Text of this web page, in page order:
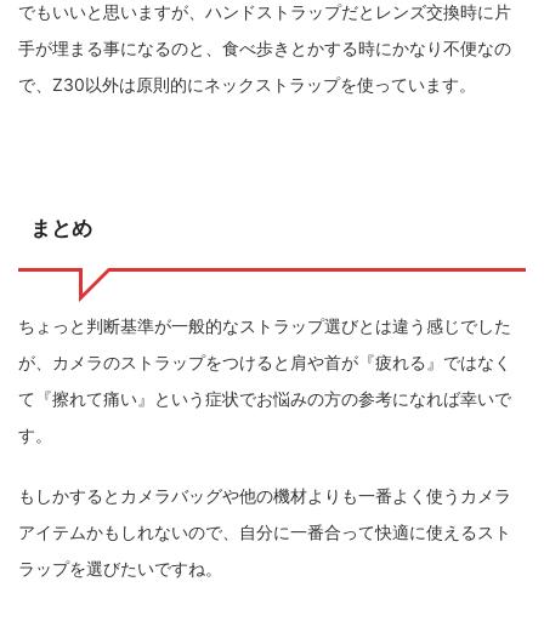
でもいいと思いますが、ハンドストラップだとレンズ交換時に片
手が埋まる事になるのと、食べ歩きとかする時にかなり不便なの
で、Z30以外は原則的にネックストラップを使っています。
まとめ
ちょっと判断基準が一般的なストラップ選びとは違う感じでした
が、カメラのストラップをつけると肩や首が『疲れる』ではなく
て『擦れて痛い』という症状でお悩みの方の参考になれば幸いで
す。
もしかするとカメラバッグや他の機材よりも一番よく使うカメラ
アイテムかもしれないので、自分に一番合って快適に使えるスト
ラップを選びたいですね。